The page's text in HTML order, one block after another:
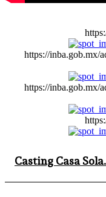
https://inba.gob.mx/
https://inba.gob.mx/
Casting Casa